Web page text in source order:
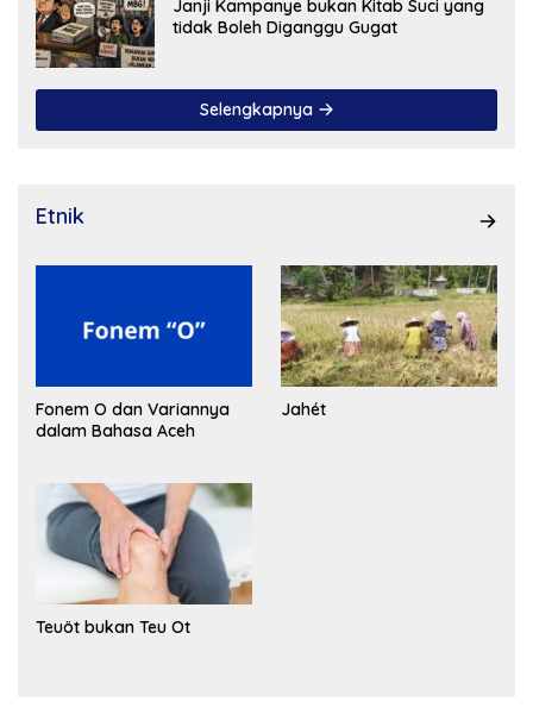
Janji Kampanye bukan Kitab Suci yang
tidak Boleh Diganggu Gugat
Selengkapnya
Etnik
Fonem O dan Variannya
dalam Bahasa Aceh
Jahét
Teuöt bukan Teu Ot